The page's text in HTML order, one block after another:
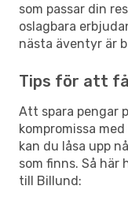
som passar din
oslagbara
nästa äventyr är
Tips för att
Att spara pengar
kompromissa
kan du låsa upp
som finns. Så
till Billund: